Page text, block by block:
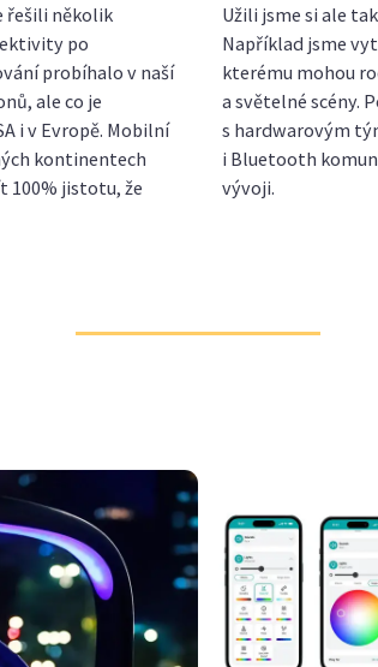
řešili několik
po
probíhalo v naší
ale co je
i v Evropě. Mobilní
kontinentech
100% jistotu, že
Užili jsme si ale
Například jsme
kterému mohou
a světelné scény.
s hardwarovým
i Bluetooth
vývoji.